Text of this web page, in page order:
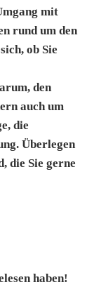
mit
rund um den
ob Sie
den
auch um
die
Überlegen
die Sie gerne
haben!